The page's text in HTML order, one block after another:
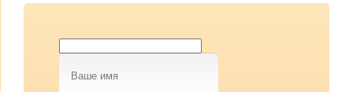
Ваше
имя